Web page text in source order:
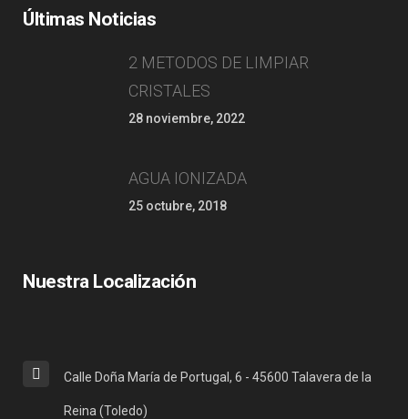
Últimas Noticias
2 METODOS DE LIMPIAR
CRISTALES
28 noviembre, 2022
AGUA IONIZADA
25 octubre, 2018
Nuestra Localización
Calle Doña María de Portugal, 6 - 45600 Talavera de la
Reina (Toledo)